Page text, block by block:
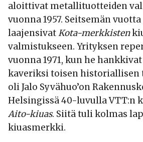
aloittivat metallituotteiden
vuonna 1957. Seitsemän
laajensivatKota-merkkisten
valmistukseen. Yrityksen
vuonna 1971, kun he
kaveriksi toisen historiallisen
oli Jalo Syvähuo’on
Helsingissä 40-luvulla VTT:n
Aito-kiuas. Siitä tuli kolmas
kiuasmerkki.